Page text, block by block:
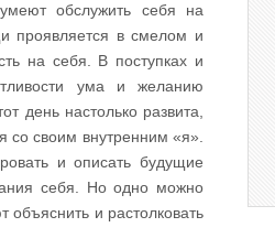
обслужить себя на
проявляется в смелом и
на себя. В поступках и
ума и желанию
день настолько развита,
со своим внутренним «я».
и описать будущие
себя. Но одно можно
объяснить и растолковать